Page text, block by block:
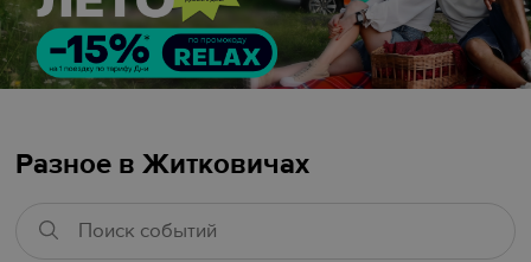
Разное в Житковичах